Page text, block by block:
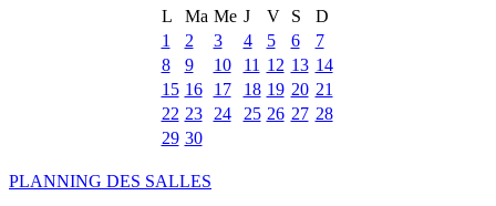
L
Ma Me J V S
D
1
2 3 4 5 6
7
8
9 10 11 12 13 14
15 16 17 18 19 20 21
22 23 24 25 26 27 28
29 30
PLANNING DES SALLES